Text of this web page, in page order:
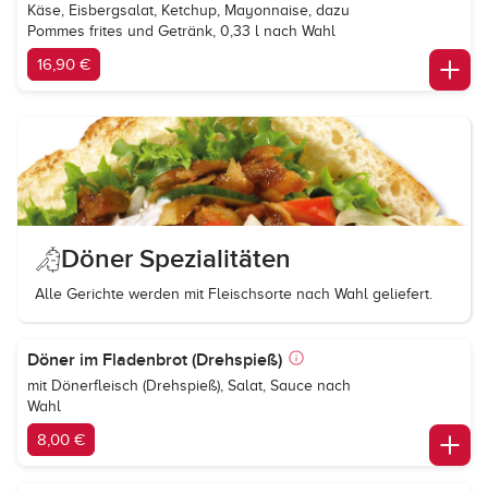
Käse, Eisbergsalat, Ketchup, Mayonnaise, dazu
Pommes frites und Getränk, 0,33 l nach Wahl
16,90 €
Döner Spezialitäten
Alle Gerichte werden mit Fleischsorte nach Wahl geliefert.
Döner im Fladenbrot (Drehspieß)
mit Dönerfleisch (Drehspieß), Salat, Sauce nach
Wahl
8,00 €